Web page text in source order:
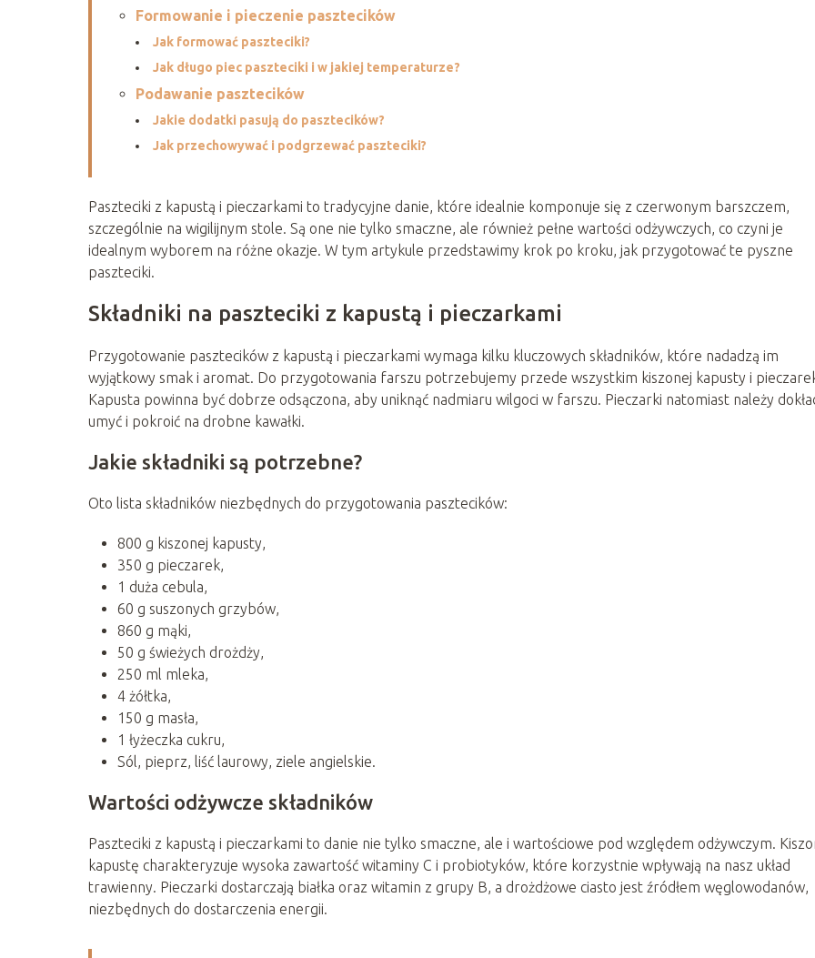
Formowanie i pieczenie pasztecików
Jak formować paszteciki?
Jak długo piec paszteciki i w jakiej temperaturze?
Podawanie pasztecików
Jakie dodatki pasują do pasztecików?
Jak przechowywać i podgrzewać paszteciki?
Paszteciki z kapustą i pieczarkami to tradycyjne danie, które idealnie komponuje się z czerwonym barszczem,
szczególnie na wigilijnym stole. Są one nie tylko smaczne, ale również pełne wartości odżywczych, co czyni je
idealnym wyborem na różne okazje. W tym artykule przedstawimy krok po kroku, jak przygotować te pyszne
paszteciki.
Składniki na paszteciki z kapustą i pieczarkami
Przygotowanie pasztecików z kapustą i pieczarkami wymaga kilku kluczowych składników, które nadadzą im
wyjątkowy smak i aromat. Do przygotowania farszu potrzebujemy przede wszystkim kiszonej kapusty i
Kapusta powinna być dobrze odsączona, aby uniknąć nadmiaru wilgoci w farszu. Pieczarki natomiast należy
umyć i pokroić na drobne kawałki.
Jakie składniki są potrzebne?
Oto lista składników niezbędnych do przygotowania pasztecików:
800 g kiszonej kapusty,
350 g pieczarek,
1 duża cebula,
60 g suszonych grzybów,
860 g mąki,
50 g świeżych drożdży,
250 ml mleka,
4 żółtka,
150 g masła,
1 łyżeczka cukru,
Sól, pieprz, liść laurowy, ziele angielskie.
Wartości odżywcze składników
Paszteciki z kapustą i pieczarkami to danie nie tylko smaczne, ale i wartościowe pod względem odżywczym.
kapustę charakteryzuje wysoka zawartość witaminy C i probiotyków, które korzystnie wpływają na nasz układ
trawienny. Pieczarki dostarczają białka oraz witamin z grupy B, a drożdżowe ciasto jest źródłem węglowodanów,
niezbędnych do dostarczenia energii.